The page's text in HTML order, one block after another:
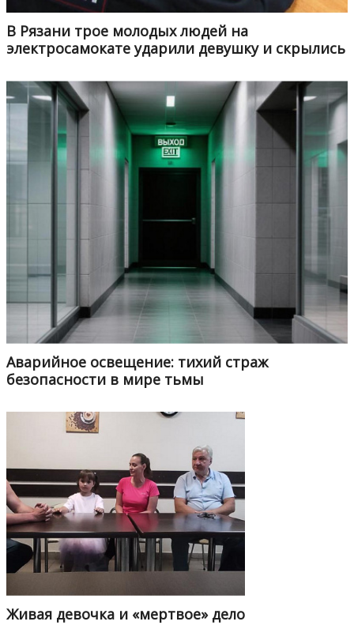
В Рязани трое молодых людей на
электросамокате ударили девушку и скрылись
Аварийное освещение: тихий страж
безопасности в мире тьмы
Живая девочка и «мертвое» дело